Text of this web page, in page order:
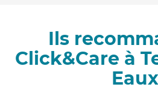
Ils
Click&Care à
Eaux